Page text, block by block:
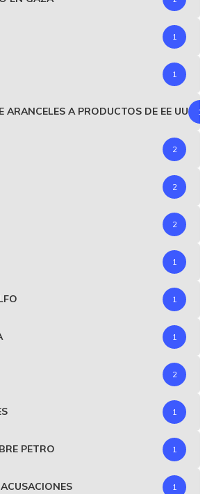
1
1
ARANCELES A PRODUCTOS DE EE UU 1
2
2
2
1
1
1
2
1
PETRO 1
1